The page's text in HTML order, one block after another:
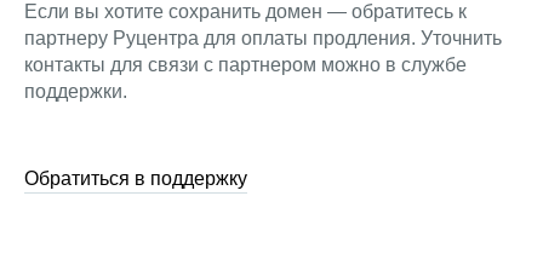
Если вы хотите сохранить домен — обратитесь к
партнеру Руцентра для оплаты продления. Уточнить
контакты для связи с партнером можно в службе
поддержки.
Обратиться в поддержку